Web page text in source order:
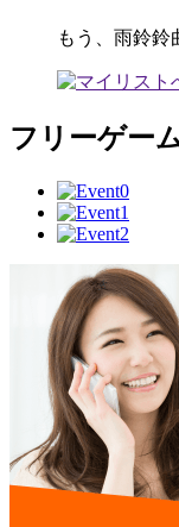
もう、雨鈴鈴
フリーゲー